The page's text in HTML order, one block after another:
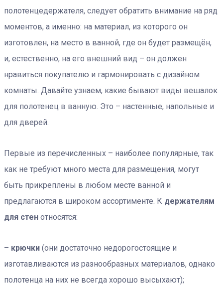
полотенцедержателя, следует обратить внимание на ряд
моментов, а именно: на материал, из которого он
изготовлен, на место в ванной, где он будет размещён,
и, естественно, на его внешний вид – он должен
нравиться покупателю и гармонировать с дизайном
комнаты. Давайте узнаем, какие бывают виды вешалок
для полотенец в ванную. Это – настенные, напольные и
для дверей.
Первые из перечисленных – наиболее популярные, так
как не требуют много места для размещения, могут
быть прикреплены в любом месте ванной и
предлагаются в широком ассортименте. К держателям
для стен относятся:
– крючки (они достаточно недорогостоящие и
изготавливаются из разнообразных материалов, однако
полотенца на них не всегда хорошо высыхают);